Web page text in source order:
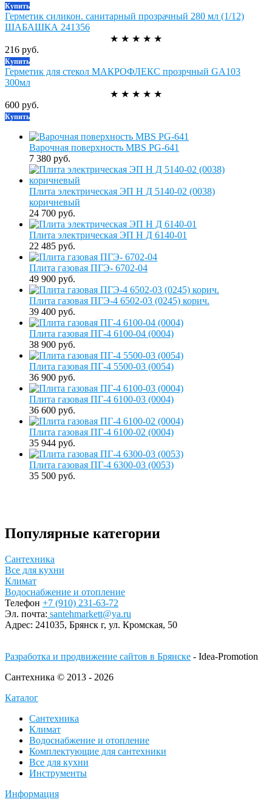
Купить
Герметик силикон. санитарный прозрачный 280 мл (1/12)
ШАБАШКА 241356
★ ★ ★ ★ ★
216 руб.
Купить
Герметик для стекол МАКРОФЛЕКС прозрчный GA103
300мл
★ ★ ★ ★ ★
600 руб.
Купить
Варочная поверхность MBS PG-641
7 380 руб.
Плита электрическая ЭП Н Д 5140-02 (0038)
коричневый
24 700 руб.
Плита электрическая ЭП Н Д 6140-01
22 485 руб.
Плита газовая ПГЭ- 6702-04
49 900 руб.
Плита газовая ПГЭ-4 6502-03 (0245) корич.
39 400 руб.
Плита газовая ПГ-4 6100-04 (0004)
38 900 руб.
Плита газовая ПГ-4 5500-03 (0054)
36 900 руб.
Плита газовая ПГ-4 6100-03 (0004)
36 600 руб.
Плита газовая ПГ-4 6100-02 (0004)
35 944 руб.
Плита газовая ПГ-4 6300-03 (0053)
35 500 руб.
Популярные категории
Сантехника
Все для кухни
Климат
Водоснабжение и отопление
Телефон +7 (910) 231-63-72
Эл. почта: santehmarkett@ya.ru
Адрес: 241035, Брянск г, ул. Кромская, 50
Разработка и продвижение сайтов в Брянске - Idea-Promotion
Сантехника © 2013 - 2026
Каталог
Сантехника
Климат
Водоснабжение и отопление
Комплектующие для сантехники
Все для кухни
Инструменты
Информация